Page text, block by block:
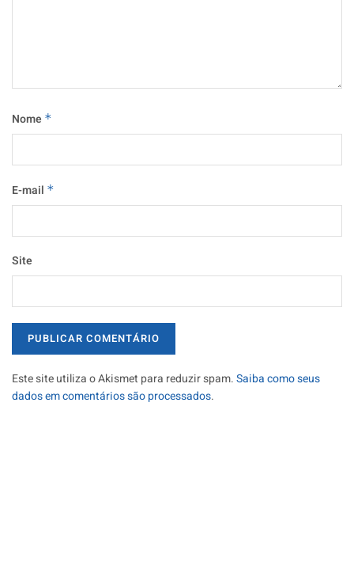
Nome *
E-mail *
Site
Este site utiliza o Akismet para reduzir spam.Saiba como seus
dados em comentários são processados.